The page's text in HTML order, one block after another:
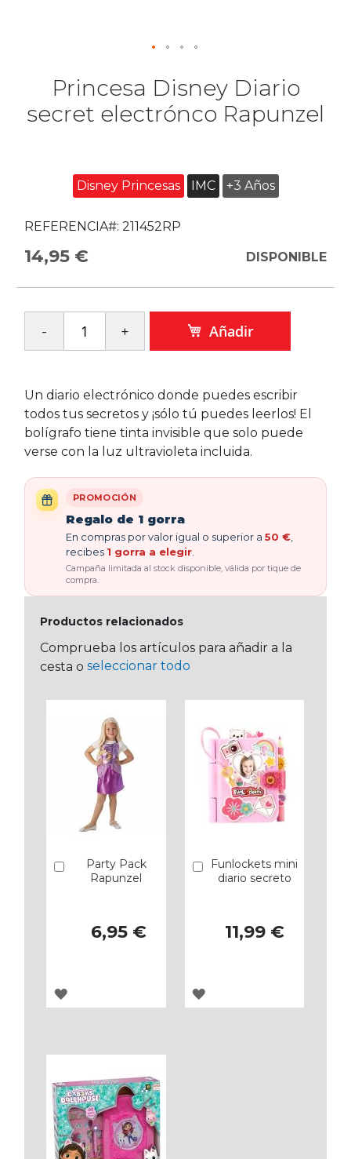
Princesa Disney Diario
secret electrónco Rapunzel
Disney Princesas IMC +3 Años
REFERENCIA#: 211452RP
14,95 € DISPONIBLE
Añadir
Un diario electrónico donde puedes escribir
todos tus secretos y ¡sólo tú puedes leerlos! El
bolígrafo tiene tinta invisible que solo puede
verse con la luz ultravioleta incluida.
PROMOCIÓN
Regalo de 1 gorra
En compras por valor igual o superior a 50 €
recibes 1 gorra a elegir
Campaña limitada al stock disponible, válida por tique de
compra.
Productos relacionados
Comprueba los artículos para añadir a la
cesta o seleccionar todo
Party Pack
Rapunzel
6,95 €
Añadir
AGREGAR
FAVORITOS
Funlockets mini
diario secreto
11,99 €
Añadir
AGREGAR